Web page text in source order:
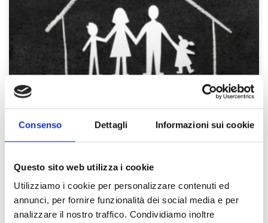
Consenso Dettagli Informazioni sui cookie
Questo sito web utilizza i cookie
Utilizziamo i cookie per personalizzare contenuti ed
annunci, per fornire funzionalità dei social media e per
analizzare il nostro traffico. Condividiamo inoltre